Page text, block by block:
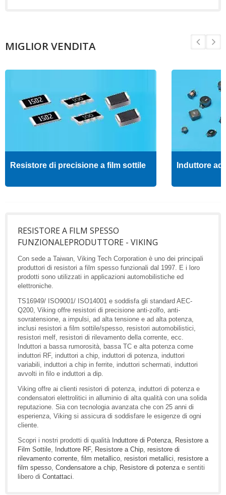
MIGLIOR VENDITA
Resistore di precisione a film sottile Induttore
RESISTORE A FILM SPESSO
FUNZIONALEPRODUTTORE - VIKING
Con sede a Taiwan, Viking Tech Corporation è uno dei principali
produttori di resistori a film spesso funzionali dal 1997. E i loro
prodotti sono utilizzati in applicazioni automobilistiche ed
elettroniche.
TS16949/ ISO9001/ ISO14001 e soddisfa gli standard AEC-
Q200, Viking offre resistori di precisione anti-zolfo, anti-
sovratensione, a impulsi, ad alta tensione e ad alta potenza,
inclusi resistori a film sottile/spesso, resistori automobilistici,
resistori melf, resistori di rilevamento della corrente, ecc.
Induttori a bassa rumorosità, bassa TC e alta potenza come
induttori RF, induttori a chip, induttori di potenza, induttori
variabili, induttori a chip in ferrite, induttori schermati, induttori
avvolti in filo e induttori a dip.
Viking offre ai clienti resistori di potenza, induttori di potenza e
condensatori elettrolitici in alluminio di alta qualità con una solida
reputazione. Sia con tecnologia avanzata che con 25 anni di
esperienza, Viking si assicura di soddisfare le esigenze di ogni
cliente.
Scopri i nostri prodotti di qualità Induttore di Potenza Resistore a
Film Sottile Induttore RF, Resistore a Chip resistore di
rilevamento corrente film metallico resistori metallici resistore a
film spesso Condensatore a chip Resistore di potenza e sentiti
libero di Contattaci